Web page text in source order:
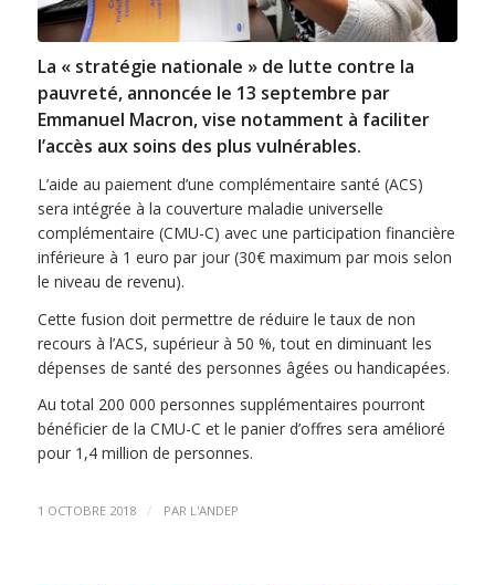
La « stratégie nationale » de lutte contre la
pauvreté, annoncée le 13 septembre par
Emmanuel Macron, vise notamment à faciliter
l’accès aux soins des plus vulnérables.
L’aide au paiement d’une complémentaire santé (ACS)
sera intégrée à la couverture maladie universelle
complémentaire (CMU-C) avec une participation financière
inférieure à 1 euro par jour (30€ maximum par mois selon
le niveau de revenu).
Cette fusion doit permettre de réduire le taux de non
recours à l’ACS, supérieur à 50 %, tout en diminuant les
dépenses de santé des personnes âgées ou handicapées.
Au total 200 000 personnes supplémentaires pourront
bénéficier de la CMU-C et le panier d’offres sera amélioré
pour 1,4 million de personnes.
1 OCTOBRE 2018 / PAR L'ANDEP